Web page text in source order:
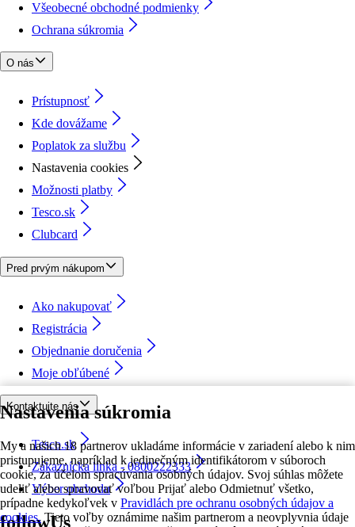
Nastavenia súkromia
My a našich 18 partnerov ukladáme informácie v zariadení alebo k nim
pristupujeme, napríklad k jedinečným identifikátorom v súboroch
cookie, za účelom spracúvania osobných údajov. Svoj súhlas môžete
udeliť alebo spravovať voľbou Prijať alebo Odmietnuť všetko,
prípadne kedykoľvek v Pravidlách pre ochranu osobných údajov a
cookies. Tieto voľby oznámime našim partnerom a neovplyvnia údaje
Všeobecné obchodné podmienky
Ochrana súkromia
O nás
Prístupnosť
Kde dovážame
Poplatok za službu
Nastavenia cookies
Možnosti platby
Tesco.sk
Clubcard
Pred prvým nákupom
Ako nakupovať
Registrácia
Objednanie doručenia
Moje obľúbené
Kontaktujte nás
Tesco.sk
Zákaznícka linka - 0800222333
Výber obchodu
followUs